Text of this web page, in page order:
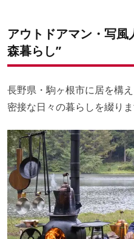
✔こちらの記事もおすすめ！
アウトドアマン・写
森暮らし”
長野県・駒ヶ根市に居を構
密接な日々の暮らしを綴りま